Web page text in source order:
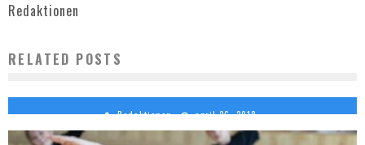
Redaktionen
RELATED POSTS
Redaktionen april 26, 2018